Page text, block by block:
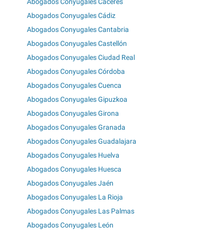
Abogados Conyugales Cádiz
Abogados Conyugales Cantabria
Abogados Conyugales Castellón
Abogados Conyugales Ciudad Real
Abogados Conyugales Córdoba
Abogados Conyugales Cuenca
Abogados Conyugales Gipuzkoa
Abogados Conyugales Girona
Abogados Conyugales Granada
Abogados Conyugales Guadalajara
Abogados Conyugales Huelva
Abogados Conyugales Huesca
Abogados Conyugales Jaén
Abogados Conyugales La Rioja
Abogados Conyugales Las Palmas
Abogados Conyugales León